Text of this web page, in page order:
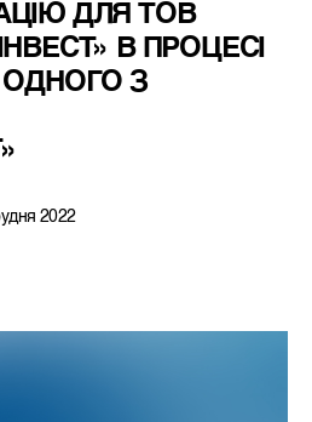
ДЛЯ ТОВ
В ПРОЦЕСІ
ОДНОГО З
2022